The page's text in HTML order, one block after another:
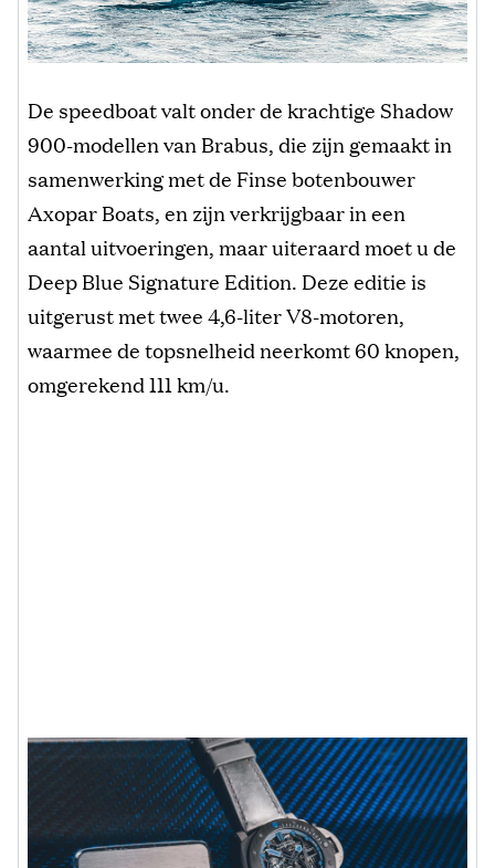
De speedboat valt onder de krachtige Shadow
900-modellen van Brabus, die zijn gemaakt in
samenwerking met de Finse botenbouwer
Axopar Boats, en zijn verkrijgbaar in een
aantal uitvoeringen, maar uiteraard moet u de
Deep Blue Signature Edition. Deze editie is
uitgerust met twee 4,6-liter V8-motoren,
waarmee de topsnelheid neerkomt 60 knopen,
omgerekend 111 km/u.